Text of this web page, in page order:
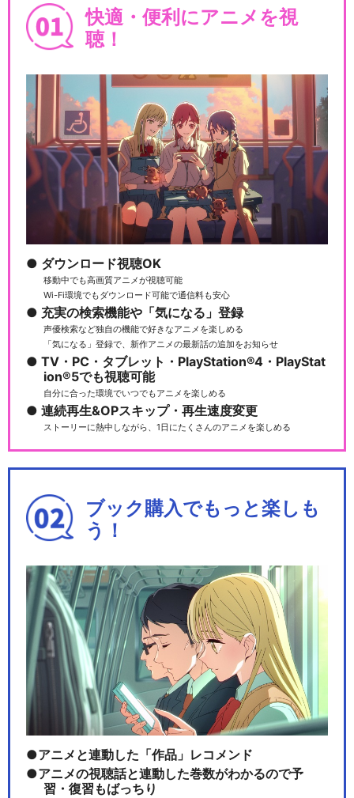
快適・便利にアニメを視
聴！
ダウンロード視聴OK
移動中でも高画質アニメが視聴可能
Wi-Fi環境でもダウンロード可能で通信料も安心
充実の検索機能や「気になる」登録
声優検索など独自の機能で好きなアニメを楽しめる
「気になる」登録で、新作アニメの最新話の追加をお知らせ
TV・PC・タブレット・PlayStation®4・PlayStat
ion®5でも視聴可能
自分に合った環境でいつでもアニメを楽しめる
連続再生&OPスキップ・再生速度変更
ストーリーに熱中しながら、1日にたくさんのアニメを楽しめる
ブック購入でもっと楽しも
う！
アニメと連動した「作品」レコメンド
アニメの視聴話と連動した巻数がわかるので予
習・復習もばっちり